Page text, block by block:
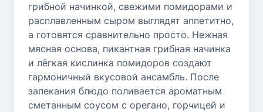
грибной начинкой, свежими помидорами и
расплавленным сыром выглядят аппетитно,
а готовятся сравнительно просто. Нежная
мясная основа, пикантная грибная начинка
и лёгкая кислинка помидоров создают
гармоничный вкусовой ансамбль. После
запекания блюдо поливается ароматным
сметанным соусом с орегано, горчицей и